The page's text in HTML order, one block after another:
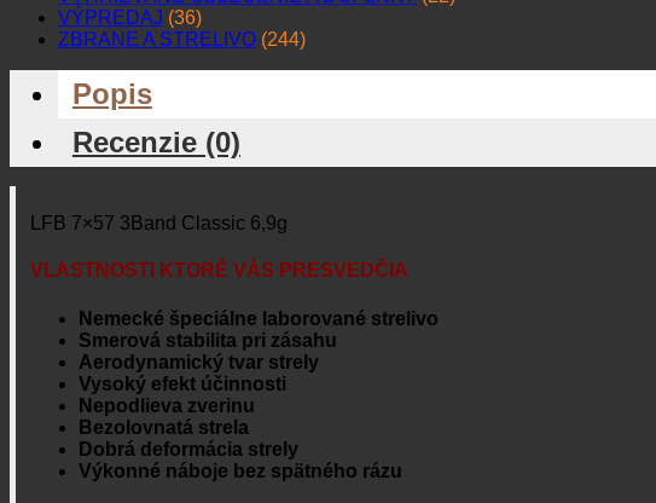
VÝPREDAJ (36)
ZBRANE A STRELIVO (244)
Popis
Recenzie (0)
LFB 7×57 3Band Classic 6,9g
VLASTNOSTI KTORÉ VÁS PRESVEDČIA
Nemecké špeciálne laborované strelivo
Smerová stabilita pri zásahu
Aerodynamický tvar strely
Vysoký efekt účinnosti
Nepodlieva zverinu
Bezolovnatá strela
Dobrá deformácia strely
Výkonné náboje bez spätného rázu